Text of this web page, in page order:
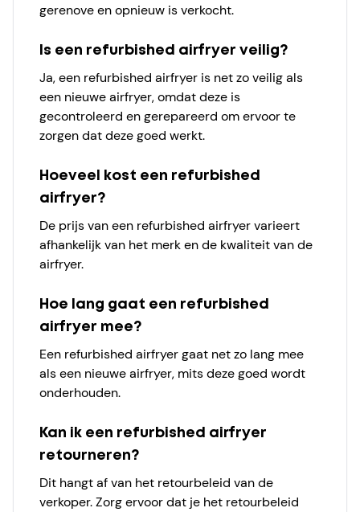
gerenove en opnieuw is verkocht.
Is een refurbished airfryer veilig?
Ja, een refurbished airfryer is net zo veilig als
een nieuwe airfryer, omdat deze is
gecontroleerd en gerepareerd om ervoor te
zorgen dat deze goed werkt.
Hoeveel kost een refurbished
airfryer?
De prijs van een refurbished airfryer varieert
afhankelijk van het merk en de kwaliteit van de
airfryer.
Hoe lang gaat een refurbished
airfryer mee?
Een refurbished airfryer gaat net zo lang mee
als een nieuwe airfryer, mits deze goed wordt
onderhouden.
Kan ik een refurbished airfryer
retourneren?
Dit hangt af van het retourbeleid van de
verkoper. Zorg ervoor dat je het retourbeleid